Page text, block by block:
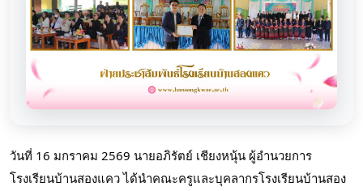
วันที่ 16 มกราคม 2569 นายอภิรัตย์ เชียงหนุ้น ผู้อำนวยการ
โรงเรียนบ้านสองแคว ได้นำคณะครูและบุคลากรโรงเรียนบ้านสอง